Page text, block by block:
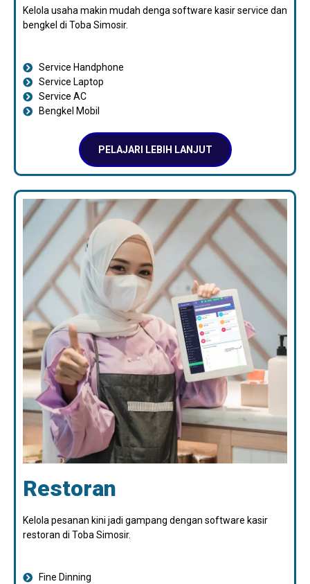
Kelola usaha makin mudah denga software kasir service dan
bengkel di Toba Simosir.
Service Handphone
Service Laptop
Service AC
Bengkel Mobil
PELAJARI LEBIH LANJUT
Restoran
Kelola pesanan kini jadi gampang dengan software kasir
restoran di Toba Simosir.
Fine Dinning